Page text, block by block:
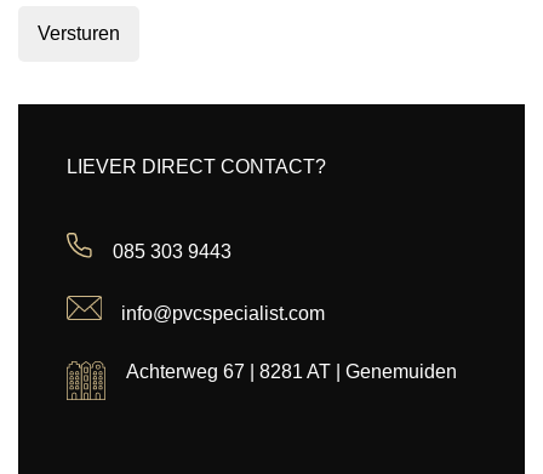
Versturen
LIEVER DIRECT CONTACT?
085 303 9443
info@pvcspecialist.com
Achterweg 67 | 8281 AT | Genemuiden